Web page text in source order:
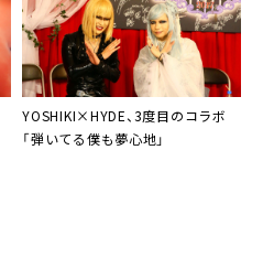
YOSHIKI×HYDE、3度目のコラボ
「弾いてる僕も夢心地」